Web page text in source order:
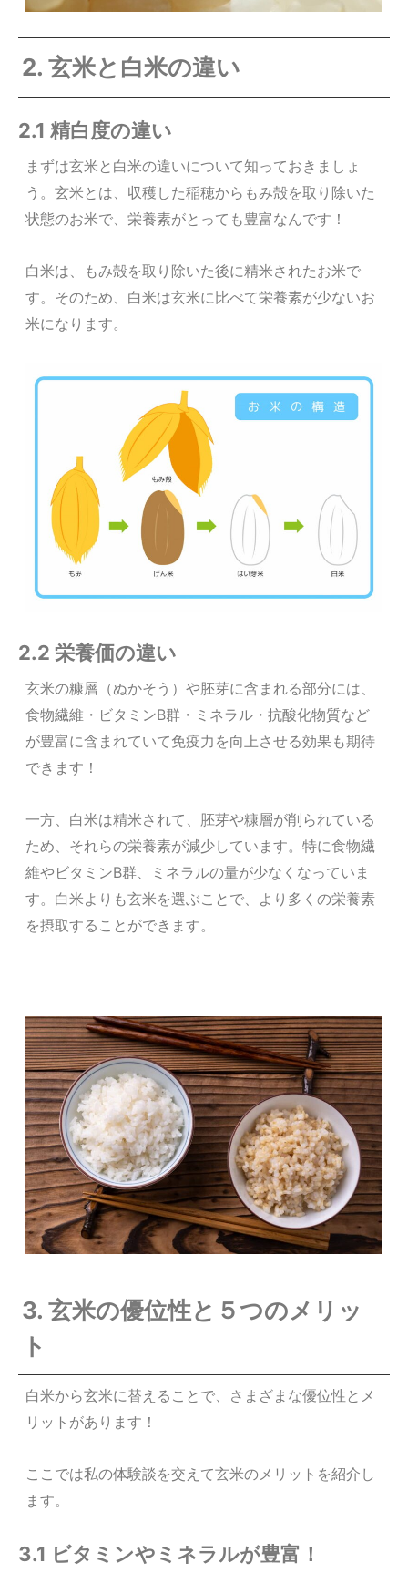
2. 玄米と白米の違い
2.1 精白度の違い
まずは玄米と白米の違いについて知っておきましょ
う。玄米とは、 収穫した稲穂から もみ殻を取り除いた
状態のお米で、栄養素がとっても豊富なんです！
白米は、もみ殻を取り除いた後に精米されたお米で
す。そのため、白米は玄米に比べて栄養素が少ないお
米になります。
2.2 栄養価の違い
玄米の糠層（ぬかそう）や胚芽に含まれる部分には、
食物繊維・ビタミンB群・ミネラル・抗酸化物質など
が豊富に含まれていて免疫力を向上させる効果も期待
できます！
一方、白米は精米されて、胚芽や糠層が削られている
ため、それらの栄養素が減少しています。特に食物繊
維やビタミンB群、ミネラルの量が少なくなっていま
す。白米よりも玄米を選ぶことで、より多くの栄養素
を摂取することができます。
3. 玄米の優位性と５つのメリッ
ト
白米から玄米に替えることで、さまざまな優位性とメ
リットがあります！
ここでは私の体験談を交えて玄米のメリットを紹介し
ます。
3.1 ビタミンやミネラルが豊富！